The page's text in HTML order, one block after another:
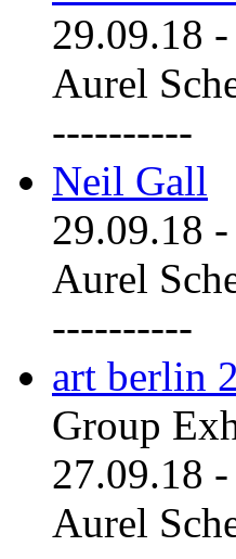
29.09.18 -
Aurel
----------
Neil Gall
29.09.18 -
Aurel
----------
art berlin
Group
27.09.18 -
Aurel